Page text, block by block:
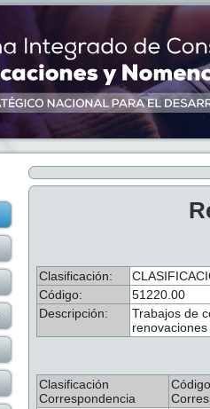
Clasificación:
Código:
51220.00
Descripción:
Trabajos de
renovaciones
Clasificación
Correspondencia
Código